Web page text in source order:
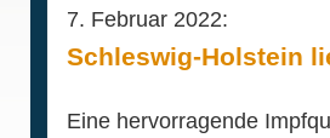
7. Februar 2022:
Schleswig-Holstein
Eine hervorragende